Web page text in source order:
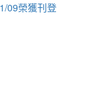
09榮獲刊登